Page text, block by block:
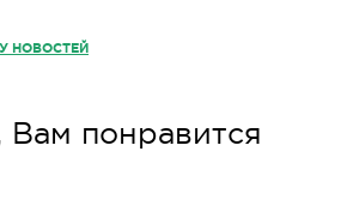
НОВОСТЕЙ
понравится